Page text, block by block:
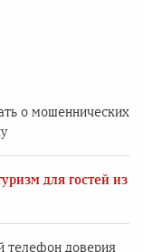
о мошеннических
для гостей из
телефон доверия